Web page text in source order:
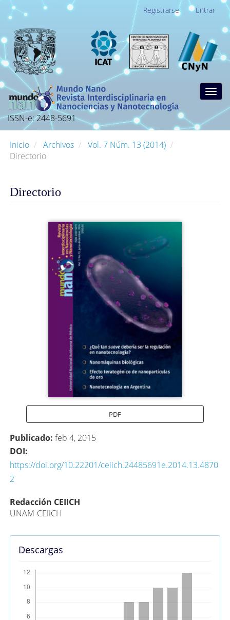
Navegación
principal
Contenido
principal
Barra
lateral
Registrarse Entrar
ISSN-e: 2448-5691
Inicio Archivos
Vol. 7 Núm. 13 (2014)
Directorio
Directorio
artículo
PDF
Publicado: feb 4, 2015
DOI:
https://doi.org/10.22201/ceiich.24485691e.2014.13.4870
2
Contenido
principal
del
artículo
Redacción CEIICH
UNAM-CEIICH
Descargas